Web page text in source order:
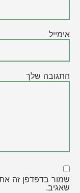
אימייל
התגובה שלך
שמור בדפדפן זה את
שאגיב.